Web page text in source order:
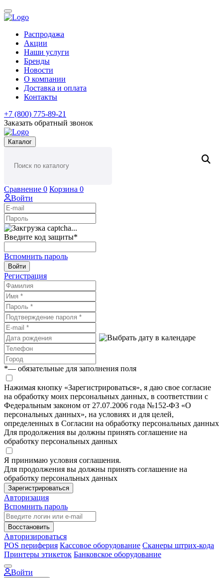
Распродажа
Акции
Наши услуги
Бренды
Новости
О компании
Доставка и оплата
Контакты
+7 (800) 775-89-21
Заказать обратный звонок
Каталог
Сравнение 0 Корзина 0
Войти
Введите код защиты*
Вспомнить пароль
Войти
Регистрация
*— обязательные для заполнения поля
Нажимая кнопку «Зарегистрироваться», я даю свое согласие
на обработку моих персональных данных, в соответствии с
Федеральным законом от 27.07.2006 года №152-ФЗ «О
персональных данных», на условиях и для целей,
определенных в Согласии на обработку персональных данных
Для продолжения вы должны принять соглашение на
обработку персональных данных
Я принимаю условия соглашения.
Для продолжения вы должны принять соглашение на
обработку персональных данных
Зарегистрироваться
Авторизация
Вспомнить пароль
Восстановить
Авторизироваться
POS периферия Кассовое оборудование Сканеры штрих-кода
Принтеры этикеток Банковское оборудование
Войти